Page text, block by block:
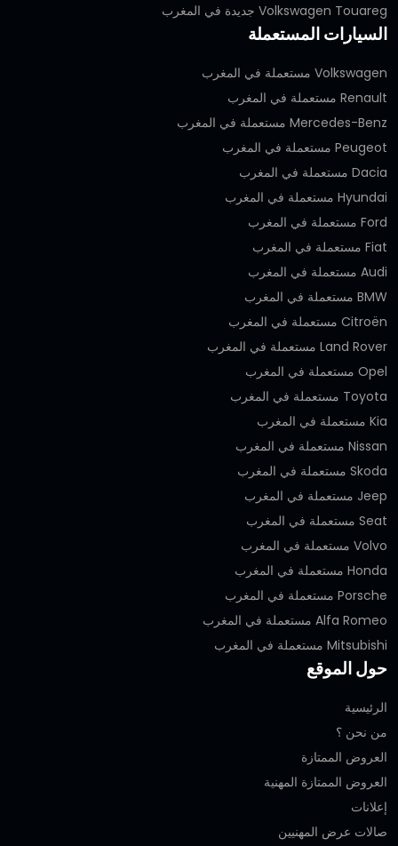
Volkswagen Touareg جديدة في المغرب
السيارات المستعملة
Volkswagen مستعملة في المغرب
Renault مستعملة في المغرب
Mercedes-Benz مستعملة في المغرب
Peugeot مستعملة في المغرب
Dacia مستعملة في المغرب
Hyundai مستعملة في المغرب
Ford مستعملة في المغرب
Fiat مستعملة في المغرب
Audi مستعملة في المغرب
BMW مستعملة في المغرب
Citroën مستعملة في المغرب
Land Rover مستعملة في المغرب
Opel مستعملة في المغرب
Toyota مستعملة في المغرب
Kia مستعملة في المغرب
Nissan مستعملة في المغرب
Skoda مستعملة في المغرب
Jeep مستعملة في المغرب
Seat مستعملة في المغرب
Volvo مستعملة في المغرب
Honda مستعملة في المغرب
Porsche مستعملة في المغرب
Alfa Romeo مستعملة في المغرب
Mitsubishi مستعملة في المغرب
حول الموقع
الرئيسية
من نحن ؟
العروض الممتازة
العروض الممتازة المهنية‎
إعلانات
صالات عرض المهنيين